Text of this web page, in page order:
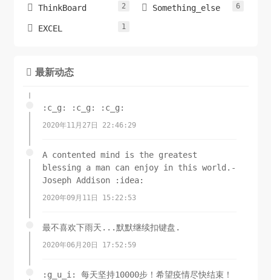
 ThinkBoard 2  Something_else 6
 EXCEL 1
 最新动态
:c_g: :c_g: :c_g:
2020年11月27日 22:46:29
A contented mind is the greatest
blessing a man can enjoy in this world.-
Joseph Addison :idea:
2020年09月11日 15:22:53
最不喜欢下雨天...默默继续扣键盘.
2020年06月20日 17:52:59
:g_u_i: 每天坚持10000步！希望疫情尽快结束！